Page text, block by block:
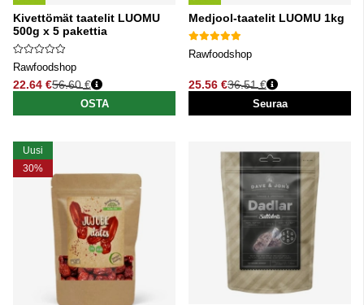
Kivettömät taatelit LUOMU
500g x 5 pakettia
Rawfoodshop
22.64 €
Normaali hinta
56.60 €
OSTA
Medjool-taatelit LUOMU 1kg
Rawfoodshop
25.56 €
Normaali hinta
36.51 €
Seuraa
Uusi
30%